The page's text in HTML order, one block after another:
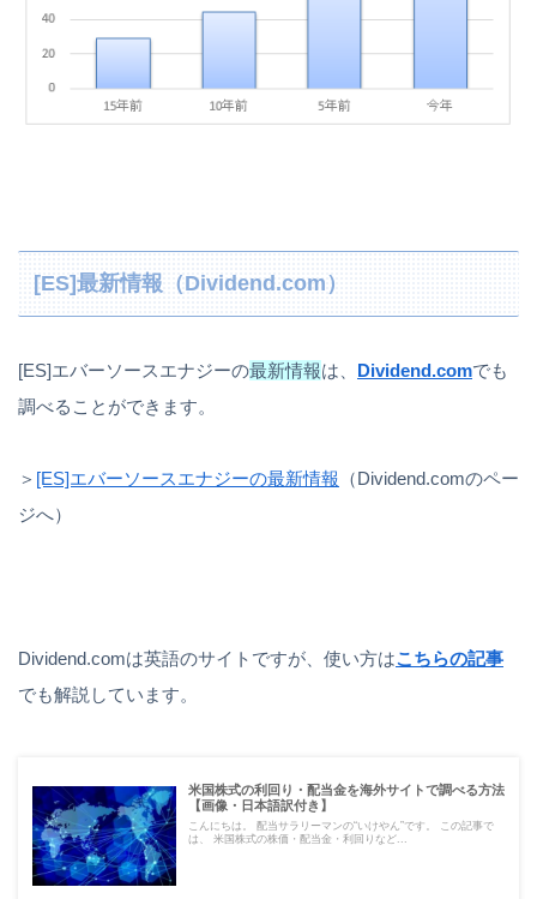
[ES]最新情報（Dividend.com）
[ES]エバーソースエナジーの最新情報は、 Dividend.comでも
調べることができます。
＞ [ES]エバーソースエナジーの最新情報 （Dividend.comのペー
ジへ）
Dividend.comは英語のサイトですが、使い方はこちらの記事
でも解説しています。
米国株式の利回り・配当金を海外サイトで調べる方法
【画像・日本語訳付き】
こんにちは。 配当サラリーマンの“いけやん”です。 この記事で
は、 米国株式の株価・配当金・利回りなど...